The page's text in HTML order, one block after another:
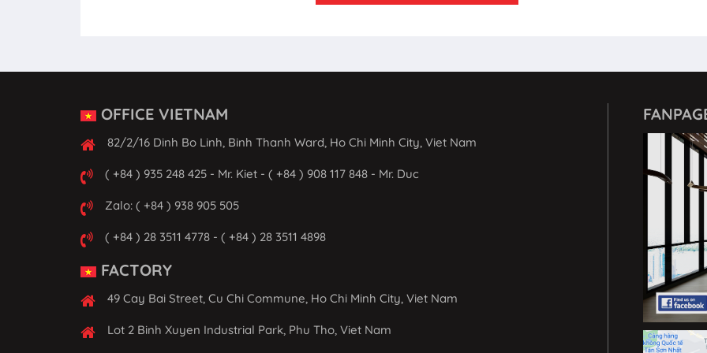
OFFICE VIETNAM
82/2/16 Dinh Bo Linh, Binh Thanh Ward, Ho Chi Minh City, Viet Nam
( +84 ) 935 248 425 - Mr. Kiet - ( +84 ) 908 117 848 - Mr. Duc
Zalo: ( +84 ) 938 905 505
( +84 ) 28 3511 4778 - ( +84 ) 28 3511 4898
FACTORY
49 Cay Bai Street, Cu Chi Commune, Ho Chi Minh City, Viet Nam
Lot 2 Binh Xuyen Industrial Park, Phu Tho, Viet Nam